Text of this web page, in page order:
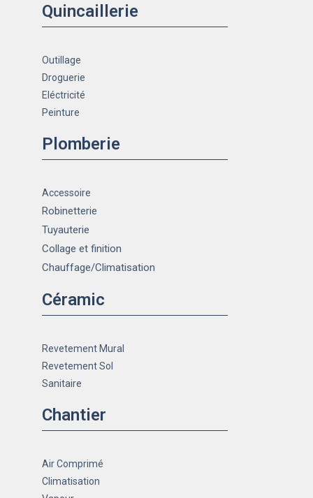
Quincaillerie
Outillage
Droguerie
Eléctricité
Peinture
Plomberie
Accessoire
Robinetterie
Tuyauterie
Collage et finition
Chauffage/Climatisation
Céramic
Revetement Mural
Revetement Sol
Sanitaire
Chantier
Air Comprimé
Climatisation